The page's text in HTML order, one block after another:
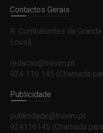
Contactos Gerais
R. Combatentes da
Lousã
redacao@trevim.pt
924 116 145 (Chamada
Publicidade
publicidade@trevim.pt
924116145 (Chamada